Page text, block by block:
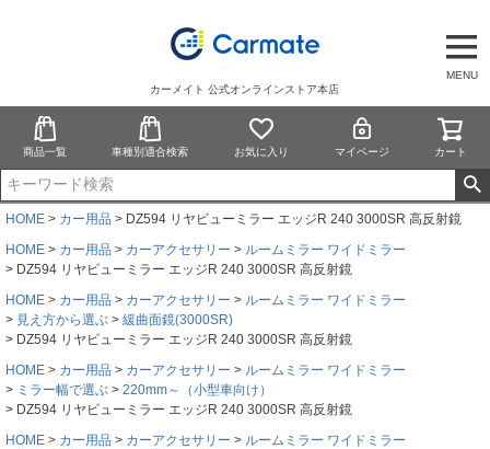
MENU
カーメイト 公式オンラインストア本店
商品一覧 車種別適合検索 お気に入り マイページ カート
HOME カー用品
DZ594 リヤビューミラー エッジR 240 3000SR 高反射鏡
HOME
カー用品 カーアクセサリー
ルームミラー ワイドミラー
DZ594 リヤビューミラー エッジR 240 3000SR 高反射鏡
HOME
カー用品 カーアクセサリー
ルームミラー ワイドミラー
見え方から選ぶ
緩曲面鏡(3000SR)
DZ594 リヤビューミラー エッジR 240 3000SR 高反射鏡
HOME
カー用品 カーアクセサリー
ルームミラー ワイドミラー
ミラー幅で選ぶ
220mm～（小型車向け）
DZ594 リヤビューミラー エッジR 240 3000SR 高反射鏡
HOME
カー用品 カーアクセサリー
ルームミラー ワイドミラー